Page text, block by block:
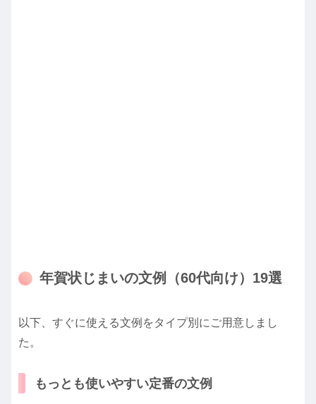
年賀状じまいの文例（60代向け）19選
以下、すぐに使える文例をタイプ別にご用意しまし
た。
もっとも使いやすい定番の文例